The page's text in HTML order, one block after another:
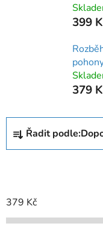
399
379
Ř
z
í
p
Řadit podle:
379 Kč